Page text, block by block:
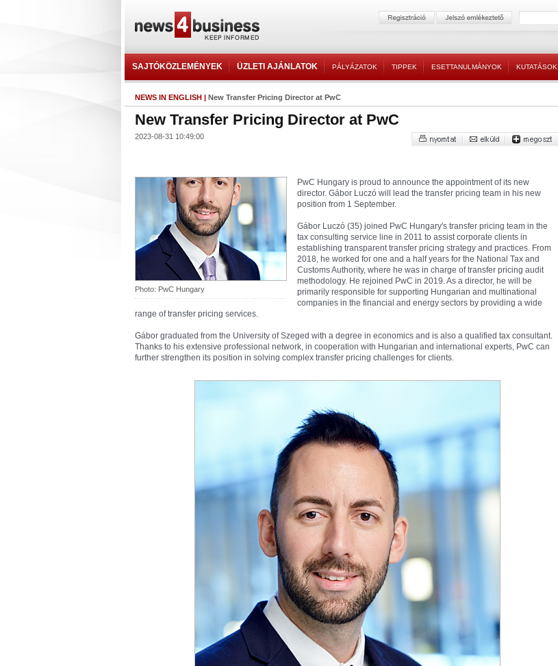
SAJTÓKÖZLEMÉNYEK ÜZLETI AJÁNLATOK PÁLYÁZATOK TIPPEK ESETTANULMÁNYOK KUTATÁSOK
NEWS IN ENGLISH | New Transfer Pricing Director at PwC
New Transfer Pricing Director at PwC
2023-08-31 10:49:00
Photo: PwC Hungary
PwC Hungary is proud to announce the appointment of its new
director. Gábor Luczó will lead the transfer pricing team in his new
position from 1 September.
Gábor Luczó (35) joined PwC Hungary's transfer pricing team in the
tax consulting service line in 2011 to assist corporate clients in
establishing transparent transfer pricing strategy and practices. From
2018, he worked for one and a half years for the National Tax and
Customs Authority, where he was in charge of transfer pricing audit
methodology. He rejoined PwC in 2019. As a director, he will be
primarily responsible for supporting Hungarian and multinational
companies in the financial and energy sectors by providing a wide
range of transfer pricing services.
Gábor graduated from the University of Szeged with a degree in economics and is also a qualified tax consultant.
Thanks to his extensive professional network, in cooperation with Hungarian and international experts, PwC can
further strengthen its position in solving complex transfer pricing challenges for clients.